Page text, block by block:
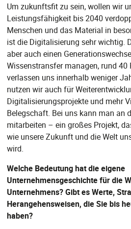
Um zukunftsfit zu sein, wollen wir
Leistungsfähigkeit bis 2040
Menschen und das Material in
ist die Digitalisierung sehr wichtig.
aber auch einen
Wissenstransfer managen, rund 40
verlassen uns innerhalb weniger
nutzen wir auch für
Digitalisierungsprojekte und mehr
Belegschaft. Bei uns kann man an
mitarbeiten – ein großes Projekt,
wie unsere Zukunft und die Welt
wird.
Welche Bedeutung hat die eigene
Unternehmensgeschichte für die
Unternehmens? Gibt es Werte,
Herangehensweisen, die Sie bis
haben?